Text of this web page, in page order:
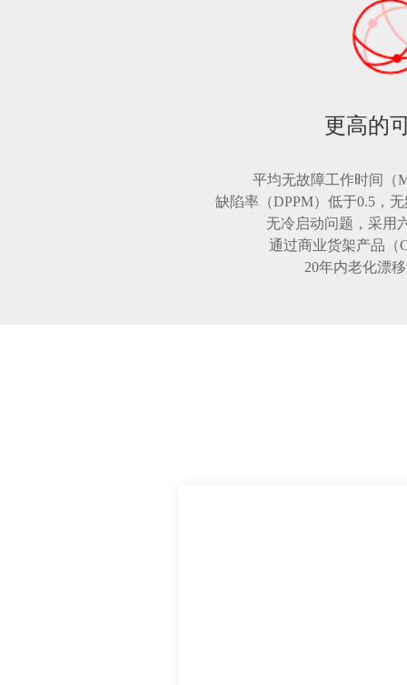
更高的
平均无故障工作时间（
缺陷率（DPPM）低于0.5，
无冷启动问题，采用
通过商业货架产品（
20年内老化漂